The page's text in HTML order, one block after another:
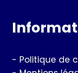
- Politique de